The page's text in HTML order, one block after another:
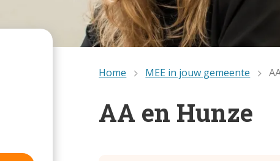
Home MEE in jouw gemeente
AA en Hunze